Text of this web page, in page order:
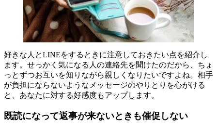
好きな人とLINEをするときに注意しておきたい点を紹介し
ます。せっかく気になる人の連絡先を聞けたのだから、ちょ
っとずつお互いを知りながら親しくなりたいですよね。相手
が負担にならないようなメッセージのやりとりを心がける
と、あなたに対する好感度もアップします。
既読になって返事が来ないときも催促しない